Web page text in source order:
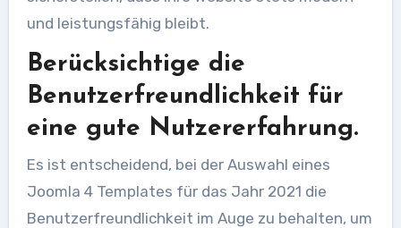
und leistungsfähig bleibt.
Berücksichtige die
Benutzerfreundlichkeit für
eine gute Nutzererfahrung.
Es ist entscheidend, bei der Auswahl eines
Joomla 4 Templates für das Jahr 2021 die
Benutzerfreundlichkeit im Auge zu behalten, um